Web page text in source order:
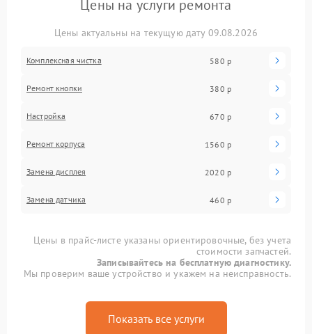
Цены на услуги ремонта
Цены актуальны на текущую дату 09.08.2026
Комплексная чистка 580 р
Ремонт кнопки 380 р
Настройка 670 р
Ремонт корпуса 1560 р
Замена дисплея 2020 р
Замена датчика 460 р
Цены в прайс-листе указаны ориентировочные, без учета
стоимости запчастей.
Записывайтесь на бесплатную диагностику.
Мы проверим ваше устройство и укажем на неисправность.
Показать все услуги